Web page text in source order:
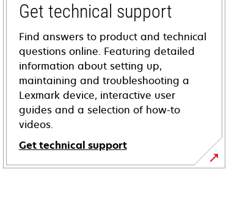
Get technical support
Find answers to product and technical
questions online. Featuring detailed
information about setting up,
maintaining and troubleshooting a
Lexmark device, interactive user
guides and a selection of how-to
videos.
Get technical support
opens